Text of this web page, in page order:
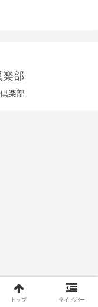
楽部
楽部.
トップ サイドバー